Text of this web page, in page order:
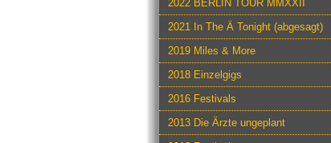
2022 BERLIN TOUR MMXXII
2021 In The Ä Tonight (abgesagt)
2019 Miles & More
2018 Einzelgigs
2016 Festivals
2013 Die Ärzte ungeplant